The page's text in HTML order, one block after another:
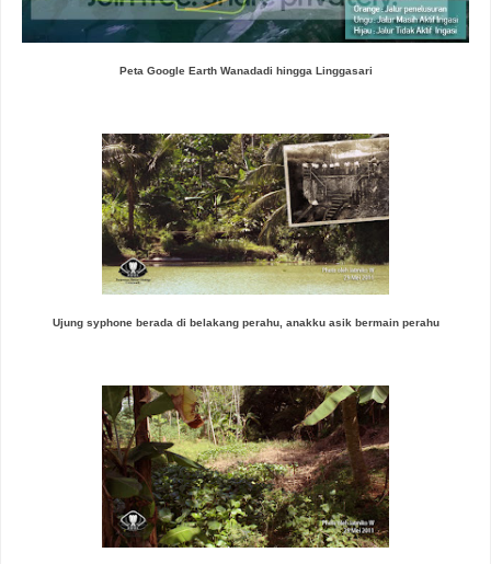
Peta Google Earth Wanadadi hingga Linggasari
Ujung syphone berada di belakang perahu, anakku asik bermain perahu